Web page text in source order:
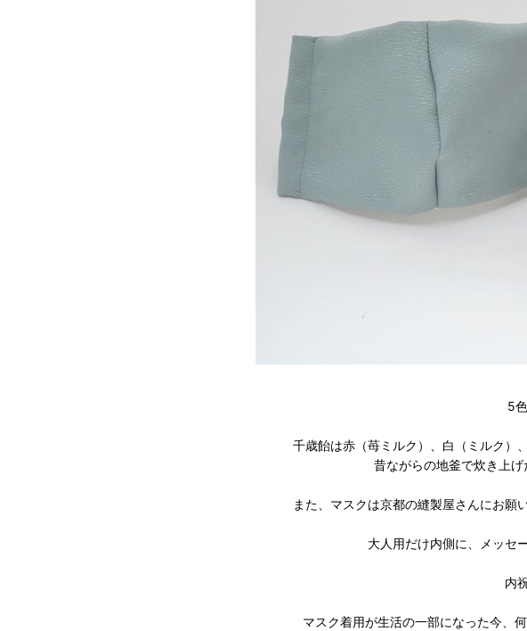
5
千歳飴は赤（苺ミルク）、白（ミルク）
昔ながらの地釜で炊き上げ
また、マスクは京都の縫製屋さんにお願
大人用だけ内側に、メッセ
内
マスク着用が生活の一部になった今、